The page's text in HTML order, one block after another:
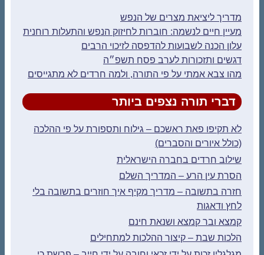
מדריך ליציאת מצרים של הנפש
מעיין חיים לנשמה: חוברות לחיזוק הנפש והתעלות רוחנית
עלון הכנה לשבועות להדפסה לזיכוי הרבים
דגשים ותזכורות לערב פסח תשפ״ה
מהו צבא אמתי על פי התורה, ולמה חרדים לא מתגייסים
דברי תורה נצפים ביותר
לא תקיפו פאת ראשכם – גילוח ותספורת על פי ההלכה
(כולל איורים והסברים)
שילוב חרדים בחברה הישראלית
הסרת עין הרע – המדריך השלם
חזרה בתשובה – מדריך מקיף איך חוזרים בתשובה בלי
לחץ ודאגות
קמצא ובר קמצא ושנאת חינם
הלכות שבת – קיצור ההלכות למתחילים